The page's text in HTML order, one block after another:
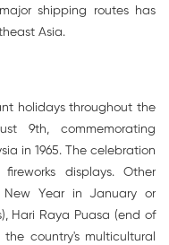
shipping routes has
Asia.
holidays throughout the
9th, commemorating
in 1965. The celebration
displays. Other
New Year in January or
Hari Raya Puasa (end of
country's multicultural